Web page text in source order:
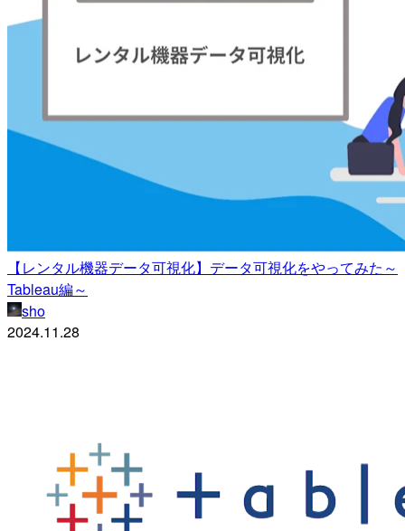
【レンタル機器データ可視化】データ可視化をやってみた～
Tableau編～
sho
2024.11.28